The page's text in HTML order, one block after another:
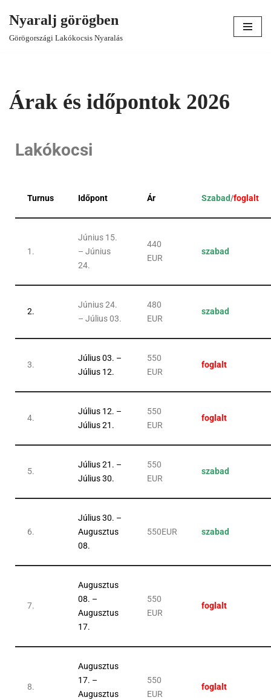
Skip
Nyaralj görögben
Görögországi Lakókocsis Nyaralás
Árak és időpontok 2026
Lakókocsi
Turnus Időpont Ár Szabad/foglalt
1.
Június 15.
– Június
24.
440
EUR
szabad
2.
Június 24.
– Július 03.
480
EUR
szabad
3.
Július 03. –
Július 12.
550
EUR
foglalt
4.
Július 12. –
Július 21.
550
EUR
foglalt
5.
Július 21. –
Július 30.
550
EUR
szabad
6.
Július 30. –
Augusztus
08.
550EUR szabad
7.
Augusztus
08. –
Augusztus
17.
550
EUR
foglalt
8.
Augusztus
17. –
Augusztus
550
EUR
foglalt